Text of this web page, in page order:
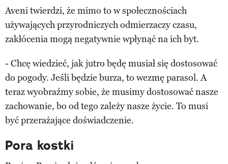
Aveni twierdzi, że mimo to w społecznościach
używających przyrodniczych odmierzaczy czasu,
zakłócenia mogą negatywnie wpłynąć na ich byt.
- Chcę wiedzieć, jak jutro będę musiał się dostosować
do pogody. Jeśli będzie burza, to wezmę parasol. A
teraz wyobraźmy sobie, że musimy dostosować nasze
zachowanie, bo od tego zależy nasze życie. To musi
być przerażające doświadczenie.
Pora kostki